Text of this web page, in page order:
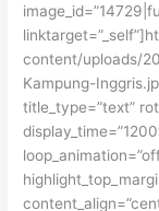
content/uploads/
Kampung-
title_type=”text”